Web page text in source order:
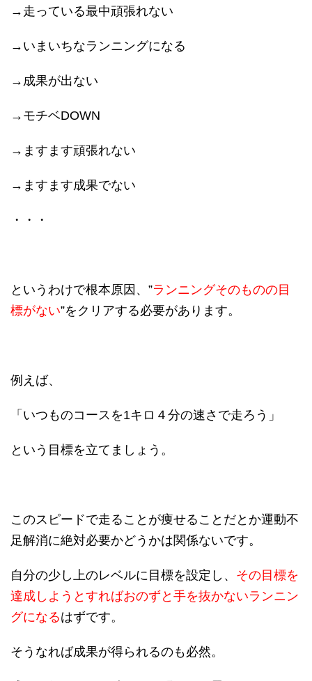
→走っている最中頑張れない
→いまいちなランニングになる
→成果が出ない
→モチベDOWN
→ますます頑張れない
→ますます成果でない
・・・
というわけで根本原因、”ランニングそのものの目
標がない”をクリアする必要があります。
例えば、
「いつものコースを1キロ４分の速さで走ろう」
という目標を立てましょう。
このスピードで走ることが痩せることだとか運動不
足解消に絶対必要かどうかは関係ないです。
自分の少し上のレベルに目標を設定し、 その目標を
達成しようとすればおのずと手を抜かないランニン
グになるはずです。
そうなれば成果が得られるのも必然。